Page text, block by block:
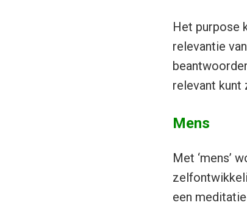
Het purpose
relevantie
relevant kunt
Mens
Met ‘mens’
een